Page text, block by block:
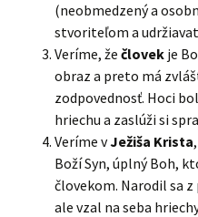
(neobmedzený a
stvoriteľom a
Veríme, že človek je
obraz a preto má
zodpovednosť. Hoci
hriechu a zaslúži si
Veríme vJežiša Krista
Boží Syn, úplný Boh,
človekom. Narodil sa
ale vzal na seba